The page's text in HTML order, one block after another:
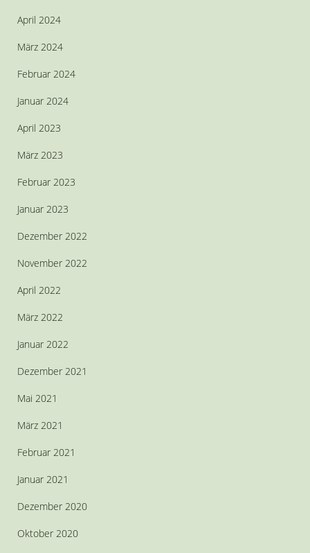
April 2024
März 2024
Februar 2024
Januar 2024
April 2023
März 2023
Februar 2023
Januar 2023
Dezember 2022
November 2022
April 2022
März 2022
Januar 2022
Dezember 2021
Mai 2021
März 2021
Februar 2021
Januar 2021
Dezember 2020
Oktober 2020